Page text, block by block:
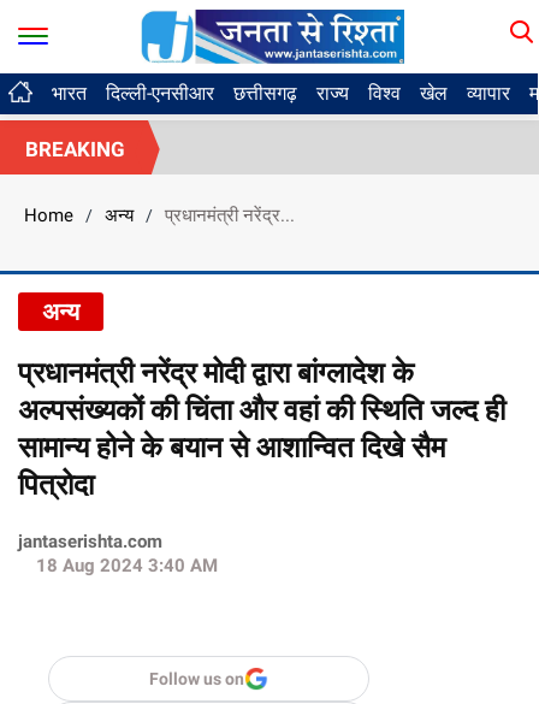
भारत दिल्ली-एनसीआर छत्तीसगढ़ राज्य विश्व खेल व्यापार
BREAKING
Home / अन्य / प्रधानमंत्री नरेंद्र...
अन्य
प्रधानमंत्री नरेंद्र मोदी द्वारा बांग्लादेश के
अल्पसंख्यकों की चिंता और वहां की स्थिति जल्द ही
सामान्य होने के बयान से आशान्वित दिखे सैम
पित्रोदा
jantaserishta.com
18 Aug 2024 3:40 AM
Follow us on